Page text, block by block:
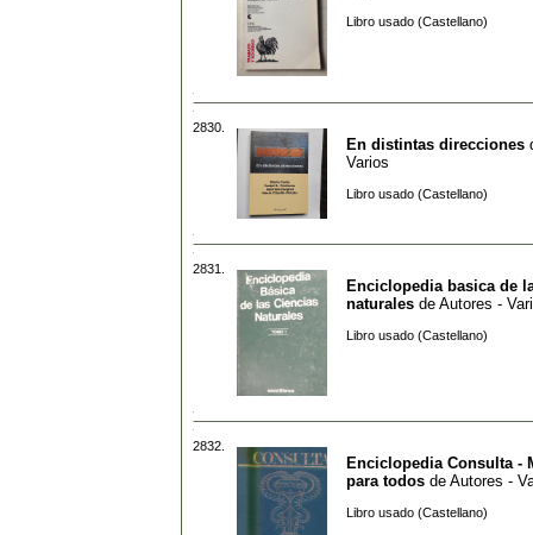
Libro usado (Castellano)
2830.
En distintas direcciones
Varios
Libro usado (Castellano)
2831.
Enciclopedia basica de
naturales de Autores -
Libro usado (Castellano)
2832.
Enciclopedia Consulta -
para todos de Autores -
Libro usado (Castellano)